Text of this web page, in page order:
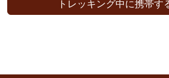
トレッキング中に携帯す